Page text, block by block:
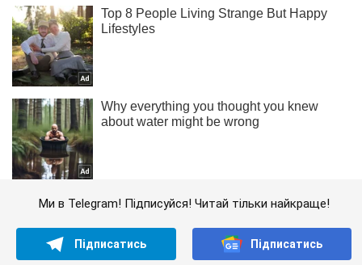
Ми в Telegram! Підписуйся! Читай тільки найкраще!
Підписатись Підписатись